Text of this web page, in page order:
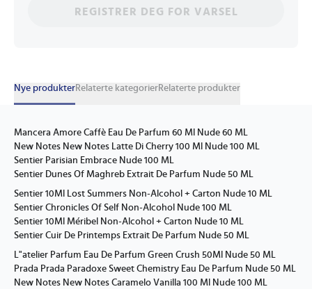
REGISTRER DEG FOR VARSEL
Nye produkterRelaterte kategorierRelaterte produkter
Mancera Amore Caffè Eau De Parfum 60 Ml Nude 60 ML
New Notes New Notes Latte Di Cherry 100 Ml Nude 100 ML
Sentier Parisian Embrace Nude 100 ML
Sentier Dunes Of Maghreb Extrait De Parfum Nude 50 ML
Sentier 10Ml Lost Summers Non-Alcohol + Carton Nude 10 ML
Sentier Chronicles Of Self Non-Alcohol Nude 100 ML
Sentier 10Ml Méribel Non-Alcohol + Carton Nude 10 ML
Sentier Cuir De Printemps Extrait De Parfum Nude 50 ML
L"atelier Parfum Eau De Parfum Green Crush 50Ml Nude 50 ML
Prada Prada Paradoxe Sweet Chemistry Eau De Parfum Nude 50 ML
New Notes New Notes Caramelo Vanilla 100 Ml Nude 100 ML